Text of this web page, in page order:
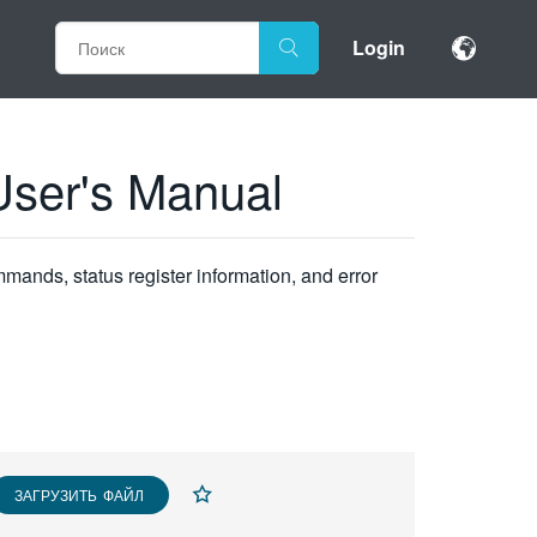
Login
Manual
status register information, and error
ЗАГРУЗИТЬ ФАЙЛ